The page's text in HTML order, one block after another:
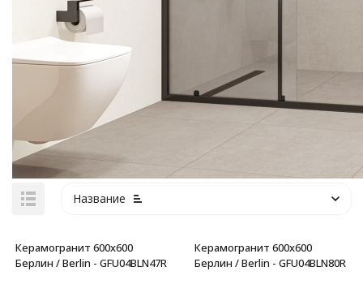
Название
Керамогранит 600x600
Берлин / Berlin - GFU04BLN47R
Керамогранит 600x600
Берлин / Berlin - GFU04BLN80R